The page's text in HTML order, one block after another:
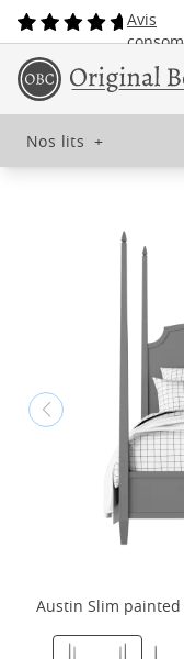
Avis
Nos lits +
Austin Slim